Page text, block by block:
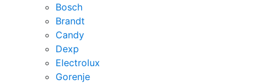
Bosch
Brandt
Candy
Dexp
Electrolux
Gorenje